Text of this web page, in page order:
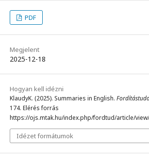
PDF
Megjelent
2025-12-18
Hogyan kell idézni
KlaudyK. (2025). Summaries in English.
174. Elérés forrás
https://ojs.mtak.hu/index.php/fordtud/article/
Idézet formátumok